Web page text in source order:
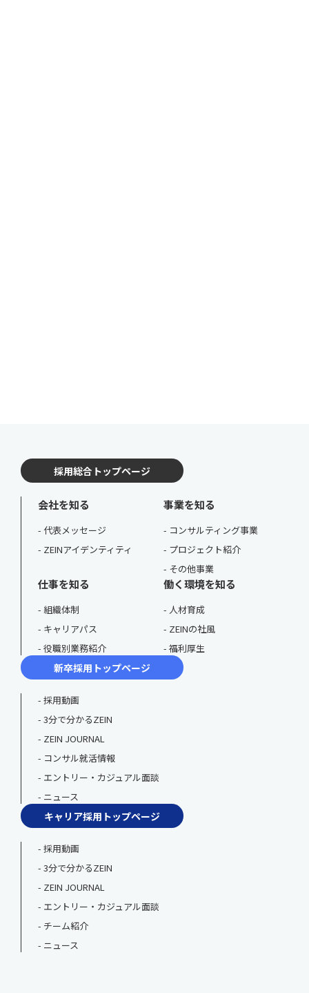
採用総合トップページ
会社を知る
代表メッセージ
ZEINアイデンティティ
事業を知る
コンサルティング事業
プロジェクト紹介
その他事業
仕事を知る
組織体制
キャリアパス
役職別業務紹介
働く環境を知る
人材育成
ZEINの社風
福利厚生
新卒採用トップページ
採用動画
3分で分かるZEIN
ZEIN JOURNAL
コンサル就活情報
エントリー・カジュアル面談
ニュース
キャリア採用トップページ
採用動画
3分で分かるZEIN
ZEIN JOURNAL
エントリー・カジュアル面談
チーム紹介
ニュース